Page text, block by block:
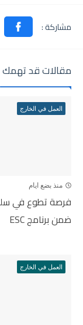
مقالات قد تهمك
العمل في الخارج
منذ بضع ايام
ضمن برنامج ESC
العمل في الخارج